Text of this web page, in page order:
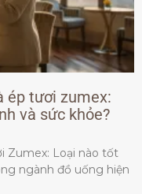
ép tươi zumex:
và sức khỏe?
Zumex: Loại nào tốt
ngành đồ uống hiện